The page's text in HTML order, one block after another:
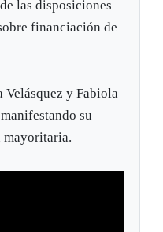
las disposiciones
financiación de
Velásquez y Fabiola
su
mayoritaria.